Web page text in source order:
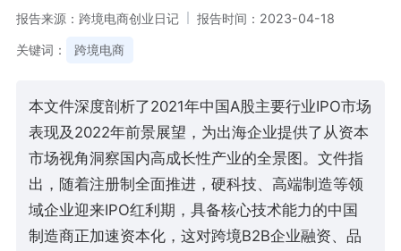
报告来源：跨境电商创业日记
报告时间：2023-04-18
关键词： 跨境电商
本文件深度剖析了2021年中国A股主要行业IPO市场
表现及2022年前景展望，为出海企业提供了从资本
市场视角洞察国内高成长性产业的全景图。文件指
出，随着注册制全面推进，硬科技、高端制造等领
域企业迎来IPO红利期，具备核心技术能力的中国
制造商正加速资本化，这对跨境B2B企业融资、品